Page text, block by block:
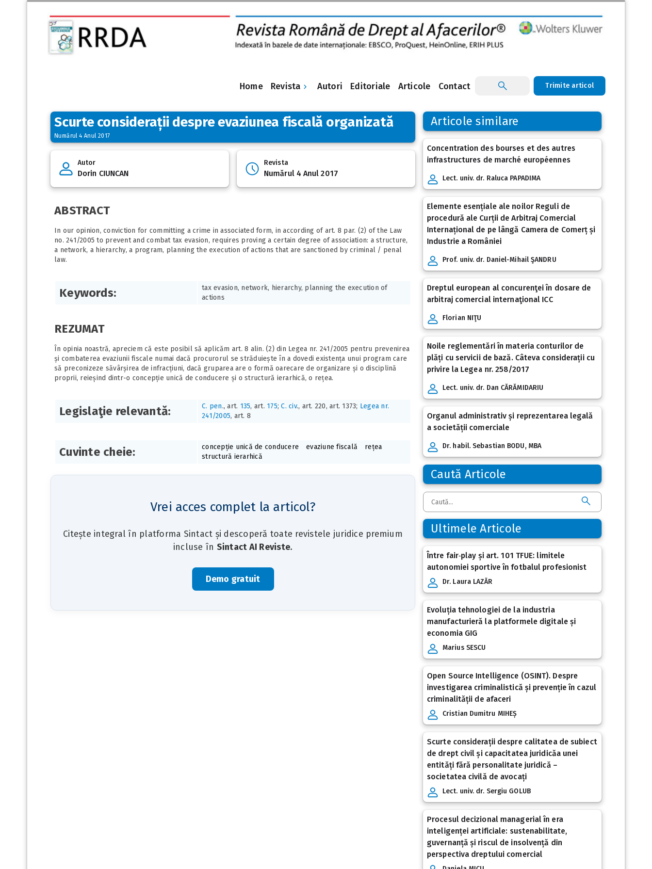
Home Revista Autori Editoriale Articole Contact Trimite articol
Scurte considerații despre evaziunea fiscală organizată
Numărul 4 Anul 2017
Autor
Dorin CIUNCAN
Revista
Numărul 4 Anul 2017
ABSTRACT
In our opinion, conviction for committing a crime in associated form, in according of art. 8 par. (2) of the Law
no. 241/2005 to prevent and combat tax evasion, requires proving a certain degree of association: a structure,
a network, a hierarchy, a program, planning the execution of actions that are sanctioned by criminal / penal
law.
Keywords:
tax evasion, network, hierarchy, planning the execution of
actions
REZUMAT
În opinia noastră, apreciem că este posibil să aplicăm art. 8 alin. (2) din Legea nr. 241/2005 pentru prevenirea
și combaterea evaziunii fiscale numai dacă procurorul se străduiește în a dovedi existența unui program care
să preconizeze săvârșirea de infracțiuni, dacă gruparea are o formă oarecare de organizare și o disciplină
proprii, reieșind dintr-o concepție unică de conducere și o structură ierarhică, o rețea.
Legislaţie relevantă: C. pen., art. 135, art. 175;C. civ., art. 220, art. 1373; Legea nr.
241/2005, art. 8
Cuvinte cheie: concepție unică de conducere evaziune fiscală
rețea
structură ierarhică
Vrei acces complet la articol?
Citește integral în platforma Sintact și descoperă toate revistele juridice premium
incluse în Sintact AI Reviste.
Demo gratuit
Articole similare
Concentration des bourses et des autres
infrastructures de marché européennes
Lect. univ. dr. Raluca PAPADIMA
Elemente esențiale ale noilor Reguli de
procedură ale Curții de Arbitraj Comercial
Internațional de pe lângă Camera de Comerț și
Industrie a României
Prof. univ. dr. Daniel-Mihail ŞANDRU
Dreptul european al concurenţei în dosare de
arbitraj comercial internaţional ICC
Florian NIŢU
Noile reglementări în materia conturilor de
plăți cu servicii de bază. Câteva considerații cu
privire la Legea nr. 258/2017
Lect. univ. dr. Dan CĂRĂMIDARIU
Organul administrativ și reprezentarea legală
a societății comerciale
Dr. habil. Sebastian BODU, MBA
Caută Articole
Ultimele Articole
Între fair‑play și art. 101 TFUE: limitele
autonomiei sportive în fotbalul profesionist
Dr. Laura LAZĂR
Evoluția tehnologiei de la industria
manufacturieră la platformele digitale și
economia GIG
Marius SESCU
Open Source Intelligence (OSINT). Despre
investigarea criminalistică și prevenție în cazul
criminalității de afaceri
Cristian Dumitru MIHEȘ
Scurte considerații despre calitatea de subiect
de drept civil și capacitatea juridicăa unei
entități fără personalitate juridică –
societatea civilă de avocați
Lect. univ. dr. Sergiu GOLUB
Procesul decizional managerial în era
inteligenței artificiale: sustenabilitate,
guvernanță și riscul de insolvență din
perspectiva dreptului comercial